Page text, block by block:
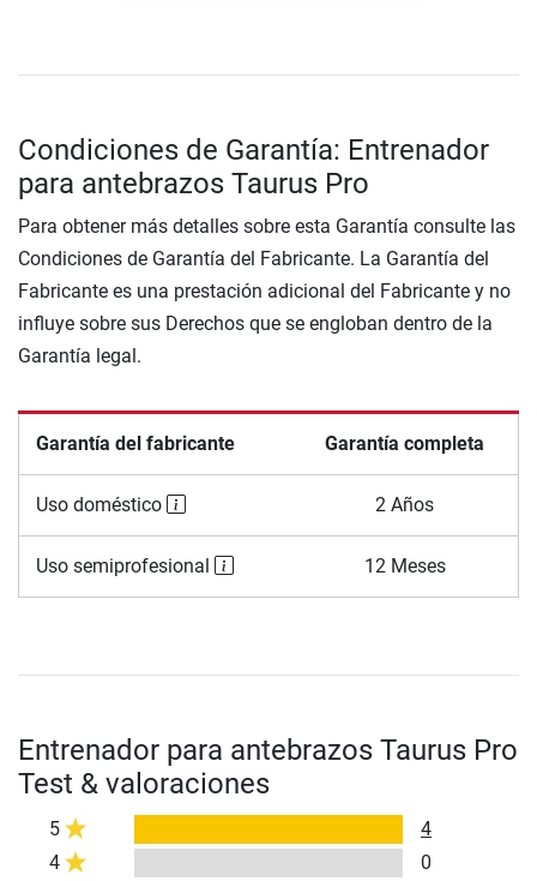
Condiciones de Garantía: Entrenador
para antebrazos Taurus Pro
Para obtener más detalles sobre esta Garantía consulte las
Condiciones de Garantía del Fabricante. La Garantía del
Fabricante es una prestación adicional del Fabricante y no
influye sobre sus Derechos que se engloban dentro de la
Garantía legal.
Garantía del fabricante Garantía completa
Uso doméstico 2 Años
Uso semiprofesional 12 Meses
Entrenador para antebrazos Taurus Pro
Test & valoraciones
5
4
4
0